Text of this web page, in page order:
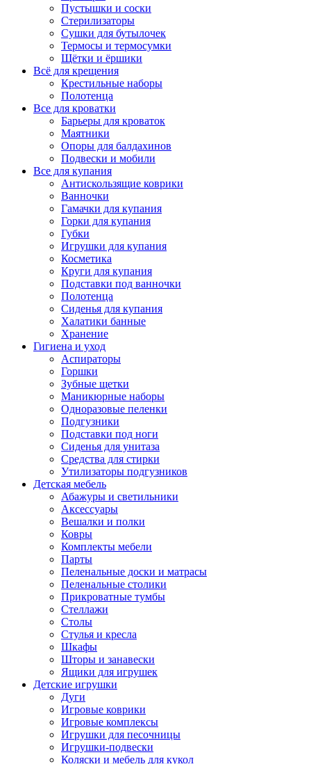
Пустышки и соски
Стерилизаторы
Сушки для бутылочек
Термосы и термосумки
Щётки и ёршики
Всё для крещения
Крестильные наборы
Полотенца
Все для кроватки
Барьеры для кроваток
Маятники
Опоры для балдахинов
Подвески и мобили
Все для купания
Антискользящие коврики
Ванночки
Гамачки для купания
Горки для купания
Губки
Игрушки для купания
Косметика
Круги для купания
Подставки под ванночки
Полотенца
Сиденья для купания
Халатики банные
Хранение
Гигиена и уход
Аспираторы
Горшки
Зубные щетки
Маникюрные наборы
Одноразовые пеленки
Подгузники
Подставки под ноги
Сиденья для унитаза
Средства для стирки
Утилизаторы подгузников
Детская мебель
Абажуры и светильники
Аксессуары
Вешалки и полки
Ковры
Комплекты мебели
Парты
Пеленальные доски и матрасы
Пеленальные столики
Прикроватные тумбы
Стеллажи
Столы
Стулья и кресла
Шкафы
Шторы и занавески
Ящики для игрушек
Детские игрушки
Дуги
Игровые коврики
Игровые комплексы
Игрушки для песочницы
Игрушки-подвески
Коляски и мебель для кукол